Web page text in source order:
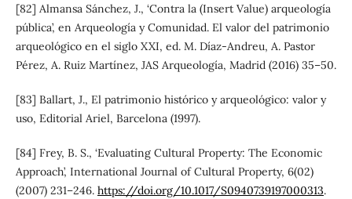
[82] Almansa Sánchez, J., ‘Contra la (Insert Value) arqueología
pública’, en Arqueología y Comunidad. El valor del patrimonio
arqueológico en el siglo XXI, ed. M. Díaz-Andreu, A. Pastor
Pérez, A. Ruiz Martínez, JAS Arqueología, Madrid (2016) 35–50.
[83] Ballart, J., El patrimonio histórico y arqueológico: valor y
uso, Editorial Ariel, Barcelona (1997).
[84] Frey, B. S., ‘Evaluating Cultural Property: The Economic
Approach’, International Journal of Cultural Property, 6(02)
(2007) 231–246. https://doi.org/10.1017/S0940739197000313.